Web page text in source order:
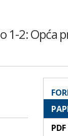
2: Opća
PDF